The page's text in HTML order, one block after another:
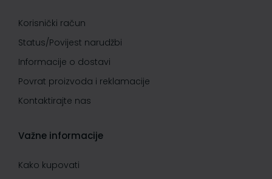
Korisnički račun
Status/Povijest narudžbi
Informacije o dostavi
Povrat proizvoda i reklamacije
Kontaktirajte nas
Važne informacije
Kako kupovati